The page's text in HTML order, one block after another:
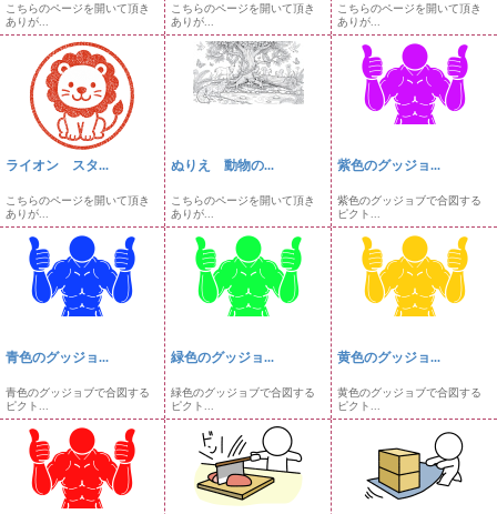
こちらのページを開いて頂き
ありが...
こちらのページを開いて頂き
ありが...
こちらのページを開いて頂き
ありが...
ライオン スタ...
こちらのページを開いて頂き
ありが...
ぬりえ 動物の...
こちらのページを開いて頂き
ありが...
紫色のグッジョ...
紫色のグッジョブで合図する
ピクト...
青色のグッジョ...
青色のグッジョブで合図する
ピクト...
緑色のグッジョ...
緑色のグッジョブで合図する
ピクト...
黄色のグッジョ...
黄色のグッジョブで合図する
ピクト...